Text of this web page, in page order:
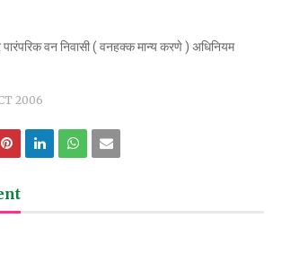
वन निवासी ( वनहक्क मान्य करणे ) अधिनियम
2006